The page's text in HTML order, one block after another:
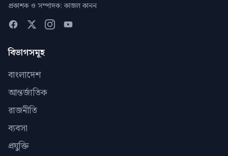
প্রকাশক ও সম্পাদক: কাজল কানন
বিভাগসমূহ
বাংলাদেশ
আন্তর্জাতিক
রাজনীতি
ব্যবসা
প্রযুক্তি